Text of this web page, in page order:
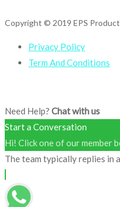
Copyright © 2019 EPS
Privacy Policy
Term And Conditions
Need Help? Chat with us
Start a Conversation
Hi! Click one of our member
The team typically replies in